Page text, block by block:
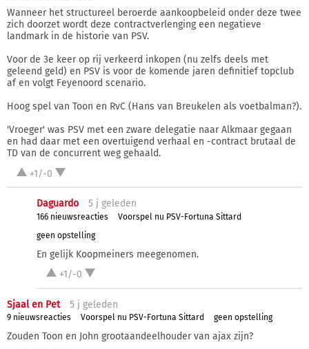
Wanneer het structureel beroerde aankoopbeleid onder deze twee
zich doorzet wordt deze contractverlenging een negatieve
landmark in de historie van PSV.
Voor de 3e keer op rij verkeerd inkopen (nu zelfs deels met
geleend geld) en PSV is voor de komende jaren definitief topclub
af en volgt Feyenoord scenario.
Hoog spel van Toon en RvC (Hans van Breukelen als voetbalman?).
'Vroeger' was PSV met een zware delegatie naar Alkmaar gegaan
en had daar met een overtuigend verhaal en -contract brutaal de
TD van de concurrent weg gehaald.
+1/-0
Daguardo 5 j geleden
166 nieuwsreacties
Voorspel nu PSV-Fortuna Sittard
geen opstelling
En gelijk Koopmeiners meegenomen.
+1/-0
Sjaal en Pet 5 j geleden
9 nieuwsreacties Voorspel nu PSV-Fortuna Sittard geen opstelling
Zouden Toon en John grootaandeelhouder van ajax zijn?